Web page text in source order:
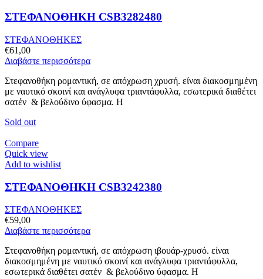
ΣΤΕΦΑΝΟΘΗΚΗ CSB3282480
ΣΤΕΦΑΝΟΘΗΚΕΣ
€61,00
Διαβάστε περισσότερα
Στεφανοθήκη ρομαντική, σε απόχρωση χρυσή. είναι διακοσμημένη
με ναυτικό σκοινί και ανάγλυφα τριαντάφυλλα, εσωτερικά διαθέτει
σατέν & βελούδινο ύφασμα. Η
Sold out
Compare
Quick view
Add to wishlist
ΣΤΕΦΑΝΟΘΗΚΗ CSB3242380
ΣΤΕΦΑΝΟΘΗΚΕΣ
€59,00
Διαβάστε περισσότερα
Στεφανοθήκη ρομαντική, σε απόχρωση ιβουάρ-χρυσό. είναι
διακοσμημένη με ναυτικό σκοινί και ανάγλυφα τριαντάφυλλα,
εσωτερικά διαθέτει σατέν & βελούδινο ύφασμα. Η